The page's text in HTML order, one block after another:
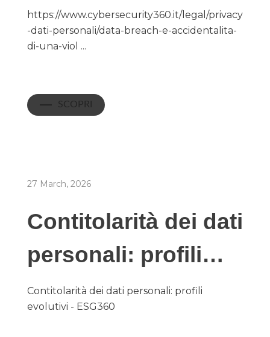
https://www.cybersecurity360.it/legal/privacy
-dati-personali/data-breach-e-accidentalita-
di-una-viol ...
SCOPRI
27 March, 2026
Contitolarità dei dati
personali: profili…
Contitolarità dei dati personali: profili
evolutivi - ESG360